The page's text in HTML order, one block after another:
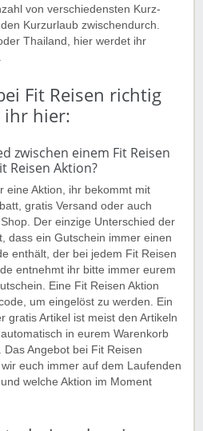
von verschiedensten Kurz-
Kurzurlaub zwischendurch.
Thailand, hier werdet ihr
Fit Reisen richtig
ihr hier:
zwischen einem Fit Reisen
Reisen Aktion?
eine Aktion, ihr bekommt mit
gratis Versand oder auch
Der einzige Unterschied der
dass ein Gutschein immer einen
enthält, der bei jedem Fit Reisen
entnehmt ihr bitte immer eurem
Eine Fit Reisen Aktion
um eingelöst zu werden. Ein
gratis Artikel ist meist den Artikeln
in eurem Warenkorb
Angebot bei Fit Reisen
euch immer auf dem Laufenden
welche Aktion im Moment